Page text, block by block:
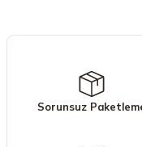
Ürün açıklamasında
Ürün bilgilerinde hatalar
Sorunsuz